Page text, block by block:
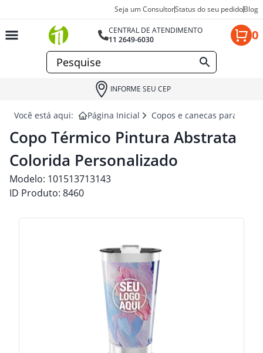
Seja um ConsultorStatus do seu pedidoBlog
CENTRAL DE ATENDIMENTO
11 2649-6030
0
INFORME SEU CEP
Você está aqui: Página Inicial Copos e canecas para
Copo Térmico Pintura Abstrata
Colorida Personalizado
Modelo: 101513713143
ID Produto: 8460